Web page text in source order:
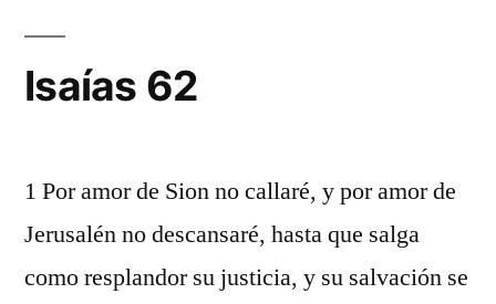
Isaías 62
1 Por amor de Sion no callaré, y por amor de
Jerusalén no descansaré, hasta que salga
como resplandor su justicia, y su salvación se